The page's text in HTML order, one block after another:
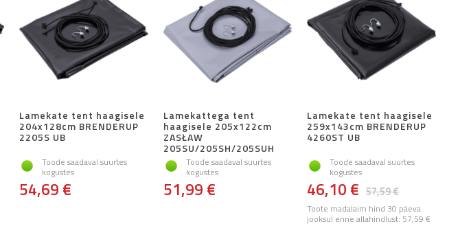
Lamekate tent haagisele
204x128cm BRENDERUP
2205S UB
Toode saadaval suurtes
kogustes
54,69 €
Lamekattega tent
haagisele 205x122cm
ZASŁAW
205SU/205SH/205SUH
Toode saadaval suurtes
kogustes
51,99 €
Lamekate tent haagisele
259x143cm BRENDERUP
4260ST UB
Toode saadaval suurtes
kogustes
57,59 €
46,10 €
Toote madalaim hind 30 päeva
jooksul enne allahindlust: 57,59 €